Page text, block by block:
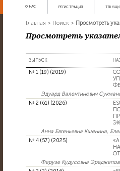
О НАС РЕГИСТРАЦИЯ
Главная > Поиск > Просмотреть
Просмотреть
ВЫПУСК
№ 1 (19) (2019)
Эдуард Валентинович
№ 2 (61) (2026)
Анна Евгеньевна Кшенина,
№ 4 (57) (2025)
Ферузе Кудусовна